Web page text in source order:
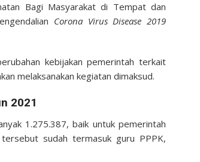
Bagi Masyarakat di Tempatdan
Corona Virus Disease 2019
kebijakanpemerintahterkait
melaksanakan kegiatan dimaksud.
2021
1.275.387, baik untuk pemerintah
sudah termasuk guru PPPK,